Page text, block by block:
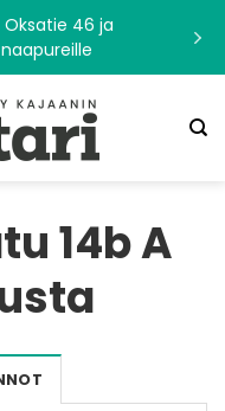
46 ja
14b A